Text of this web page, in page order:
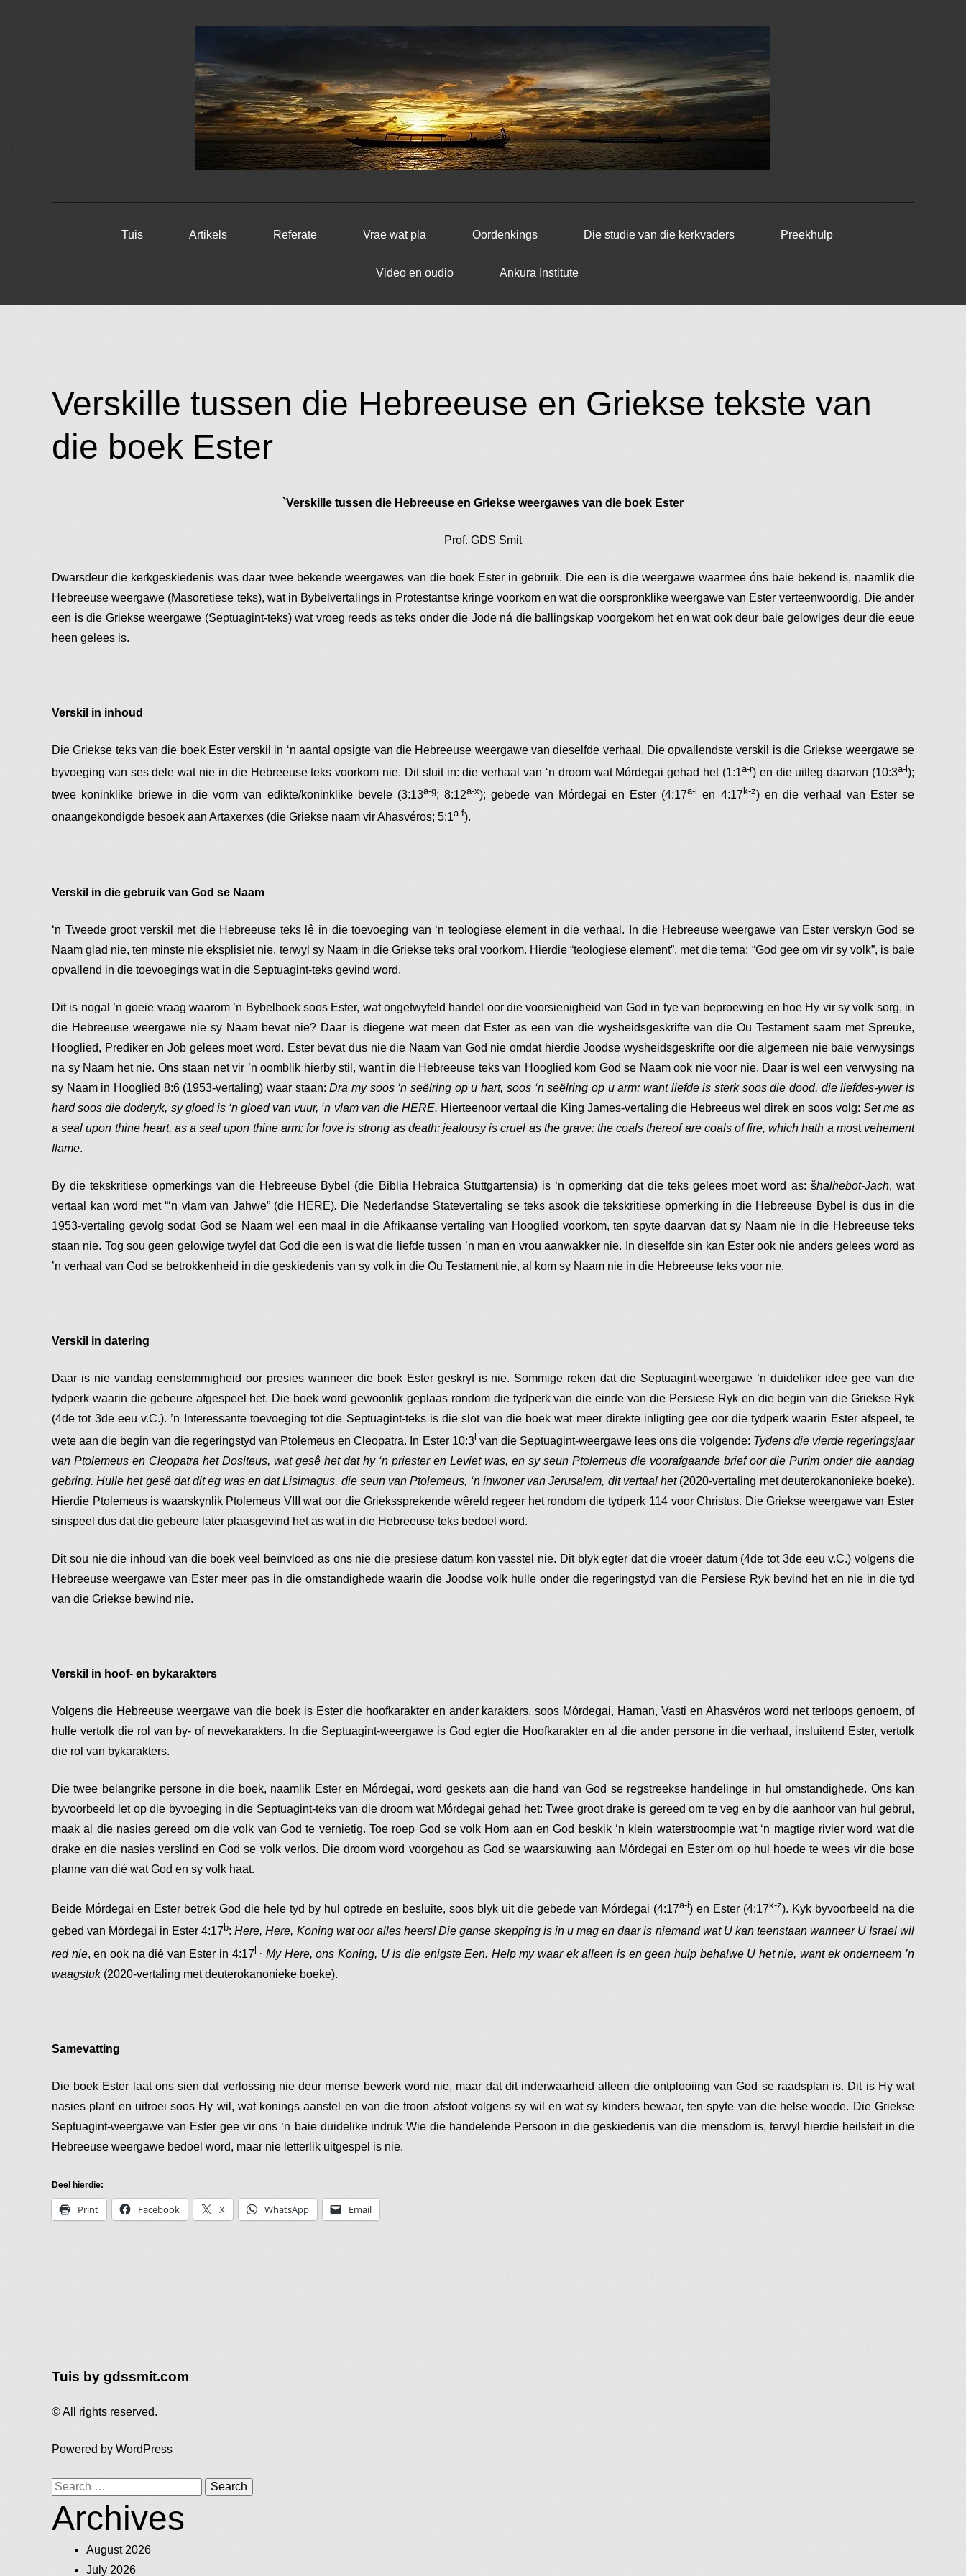
Tuis Artikels Referate Vrae wat pla Oordenkings Die studie van die kerkvaders Preekhulp
Video en oudio Ankura Institute
Verskille tussen die Hebreeuse en Griekse tekste van
die boek Ester
`Verskille tussen die Hebreeuse en Griekse weergawes van die boek Ester
Prof. GDS Smit
Dwarsdeur die kerkgeskiedenis was daar twee bekende weergawes van die boek Ester in gebruik. Die een is die weergawe waarmee óns baie bekend is, naamlik die
Hebreeuse weergawe (Masoretiese teks), wat in Bybelvertalings in Protestantse kringe voorkom en wat die oorspronklike weergawe van Ester verteenwoordig. Die ander
een is die Griekse weergawe (Septuagint-teks) wat vroeg reeds as teks onder die Jode ná die ballingskap voorgekom het en wat ook deur baie gelowiges deur die eeue
heen gelees is.
Verskil in inhoud
Die Griekse teks van die boek Ester verskil in ‘n aantal opsigte van die Hebreeuse weergawe van dieselfde verhaal. Die opvallendste verskil is die Griekse weergawe se
byvoeging van ses dele wat nie in die Hebreeuse teks voorkom nie. Dit sluit in: die verhaal van ‘n droom wat Mórdegai gehad het (1:1a-r) en die uitleg daarvan (10:3a-l);
twee koninklike briewe in die vorm van edikte/koninklike bevele (3:13a-g; 8:12a-x); gebede van Mórdegai en Ester (4:17a-i en 4:17k-z) en die verhaal van Ester se
onaangekondigde besoek aan Artaxerxes (die Griekse naam vir Ahasvéros; 5:1a-f).
Verskil in die gebruik van God se Naam
‘n Tweede groot verskil met die Hebreeuse teks lê in die toevoeging van ‘n teologiese element in die verhaal. In die Hebreeuse weergawe van Ester verskyn God se
Naam glad nie, ten minste nie eksplisiet nie, terwyl sy Naam in die Griekse teks oral voorkom. Hierdie “teologiese element”, met die tema: “God gee om vir sy volk”, is baie
opvallend in die toevoegings wat in die Septuagint-teks gevind word.
Dit is nogal ’n goeie vraag waarom ’n Bybelboek soos Ester, wat ongetwyfeld handel oor die voorsienigheid van God in tye van beproewing en hoe Hy vir sy volk sorg, in
die Hebreeuse weergawe nie sy Naam bevat nie? Daar is diegene wat meen dat Ester as een van die wysheidsgeskrifte van die Ou Testament saam met Spreuke,
Hooglied, Prediker en Job gelees moet word. Ester bevat dus nie die Naam van God nie omdat hierdie Joodse wysheidsgeskrifte oor die algemeen nie baie verwysings
na sy Naam het nie. Ons staan net vir ’n oomblik hierby stil, want in die Hebreeuse teks van Hooglied kom God se Naam ook nie voor nie. Daar is wel een verwysing na
sy Naam in Hooglied 8:6 (1953-vertaling) waar staan:Dra my soos ‘n seëlring op u hart, soos ‘n seëlring op u arm; want liefde is sterk soos die dood, die liefdes-ywer is
hard soos die doderyk, sy gloed is ‘n gloed van vuur, ‘n vlam van die HERE. Hierteenoor vertaal die King James-vertaling die Hebreeus wel direk en soos volg: Set me as
a seal upon thine heart, as a seal upon thine arm: for love is strong as death; jealousy is cruel as the grave: the coals thereof are coals of fire, which hath a most vehement
flame.
By die tekskritiese opmerkings van die Hebreeuse Bybel (die Biblia Hebraica Stuttgartensia) is ‘n opmerking dat die teks gelees moet word as: šhalhebot-Jach, wat
vertaal kan word met “‘n vlam van Jahwe” (die HERE). Die Nederlandse Statevertaling se teks asook die tekskritiese opmerking in die Hebreeuse Bybel is dus in die
1953-vertaling gevolg sodat God se Naam wel een maal in die Afrikaanse vertaling van Hooglied voorkom, ten spyte daarvan dat sy Naam nie in die Hebreeuse teks
staan nie. Tog sou geen gelowige twyfel dat God die een is wat die liefde tussen ’n man en vrou aanwakker nie. In dieselfde sin kan Ester ook nie anders gelees word as
’n verhaal van God se betrokkenheid in die geskiedenis van sy volk in die Ou Testament nie, al kom sy Naam nie in die Hebreeuse teks voor nie.
Verskil in datering
Daar is nie vandag eenstemmigheid oor presies wanneer die boek Ester geskryf is nie. Sommige reken dat die Septuagint-weergawe ’n duideliker idee gee van die
tydperk waarin die gebeure afgespeel het. Die boek word gewoonlik geplaas rondom die tydperk van die einde van die Persiese Ryk en die begin van die Griekse Ryk
(4de tot 3de eeu v.C.). ’n Interessante toevoeging tot die Septuagint-teks is die slot van die boek wat meer direkte inligting gee oor die tydperk waarin Ester afspeel, te
wete aan die begin van die regeringstyd van Ptolemeus en Cleopatra. In Ester 10:3 van die Septuagint-weergawe lees ons die volgende: Tydens die vierde regeringsjaar
van Ptolemeus en Cleopatra het Dositeus, wat gesê het dat hy ‘n priester en Leviet was, en sy seun Ptolemeus die voorafgaande brief oor die Purim onder die aandag
gebring. Hulle het gesê dat dit eg was en dat Lisimagus, die seun van Ptolemeus, ‘n inwoner van Jerusalem, dit vertaal het (2020-vertaling met deuterokanonieke boeke).
Hierdie Ptolemeus is waarskynlik Ptolemeus VIII wat oor die Griekssprekende wêreld regeer het rondom die tydperk 114 voor Christus. Die Griekse weergawe van Ester
sinspeel dus dat die gebeure later plaasgevind het as wat in die Hebreeuse teks bedoel word.
Dit sou nie die inhoud van die boek veel beïnvloed as ons nie die presiese datum kon vasstel nie. Dit blyk egter dat die vroeër datum (4de tot 3de eeu v.C.) volgens die
Hebreeuse weergawe van Ester meer pas in die omstandighede waarin die Joodse volk hulle onder die regeringstyd van die Persiese Ryk bevind het en nie in die tyd
van die Griekse bewind nie.
Verskil in hoof- en bykarakters
Volgens die Hebreeuse weergawe van die boek is Ester die hoofkarakter en ander karakters, soos Mórdegai, Haman, Vasti en Ahasvéros word net terloops genoem, of
hulle vertolk die rol van by- of newekarakters. In die Septuagint-weergawe is God egter die Hoofkarakter en al die ander persone in die verhaal, insluitend Ester, vertolk
die rol van bykarakters.
Die twee belangrike persone in die boek, naamlik Ester en Mórdegai, word geskets aan die hand van God se regstreekse handelinge in hul omstandighede. Ons kan
byvoorbeeld let op die byvoeging in die Septuagint-teks van die droom wat Mórdegai gehad het: Twee groot drake is gereed om te veg en by die aanhoor van hul gebrul,
maak al die nasies gereed om die volk van God te vernietig. Toe roep God se volk Hom aan en God beskik ‘n klein waterstroompie wat ‘n magtige rivier word wat die
drake en die nasies verslind en God se volk verlos. Die droom word voorgehou as God se waarskuwing aan Mórdegai en Ester om op hul hoede te wees vir die bose
planne van dié wat God en sy volk haat.
Beide Mórdegai en Ester betrek God die hele tyd by hul optrede en besluite, soos blyk uit die gebede van Mórdegai (4:17a-i) en Ester (4:17 k-z). Kyk byvoorbeeld na die
gebed van Mórdegai in Ester 4:17b:Here, Here, Koning wat oor alles heers! Die ganse skepping is in u mag en daar is niemand wat U kan teenstaan wanneer U Israel wil
red nie, en ook na dié van Ester in 4:17l : My Here, ons Koning, U is die enigste Een. Help my waar ek alleen is en geen hulp behalwe U het nie, want ek onderneem ’n
waagstuk (2020-vertaling met deuterokanonieke boeke).
Samevatting
Die boek Ester laat ons sien dat verlossing nie deur mense bewerk word nie, maar dat dit inderwaarheid alleen die ontplooiing van God se raadsplan is. Dit is Hy wat
nasies plant en uitroei soos Hy wil, wat konings aanstel en van die troon afstoot volgens sy wil en wat sy kinders bewaar, ten spyte van die helse woede. Die Griekse
Septuagint-weergawe van Ester gee vir ons ‘n baie duidelike indruk Wie die handelende Persoon in die geskiedenis van die mensdom is, terwyl hierdie heilsfeit in die
Hebreeuse weergawe bedoel word, maar nie letterlik uitgespel is nie.
Deel hierdie:
Print Facebook X WhatsApp Email
Tuis by gdssmit.com
© All rights reserved.
Powered by WordPress
Search
for:
Archives
August 2026
July 2026